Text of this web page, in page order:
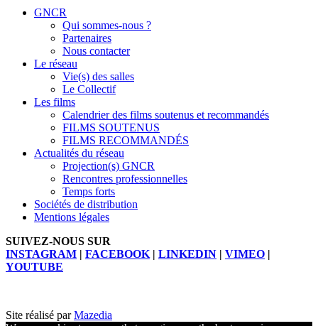
GNCR
Qui sommes-nous ?
Partenaires
Nous contacter
Le réseau
Vie(s) des salles
Le Collectif
Les films
Calendrier des films soutenus et recommandés
FILMS SOUTENUS
FILMS RECOMMANDÉS
Actualités du réseau
Projection(s) GNCR
Rencontres professionnelles
Temps forts
Sociétés de distribution
Mentions légales
SUIVEZ-NOUS SUR
INSTAGRAM | FACEBOOK | LINKEDIN | VIMEO |
YOUTUBE
Site réalisé parMazedia